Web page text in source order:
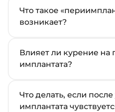
Что такое
возникает?
Влияет ли курение
имплантата?
Что делать, если
имплантата